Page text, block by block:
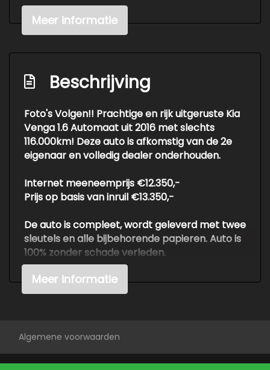
Exterieur
verwarmbaar
Centrale vergrendeling met
afstandsbediening
Dimlichten automatisch
Extra getint glas achter
Led achterlichten
Led dagrijverlichting
Lichtmetalen velgen 16"
Mistlampen voor
Overige
Bestuurdersairbag
Bluetooth
Meer informatie
Beschrijving
Foto's Volgen!! Prachtige en rijk uitgeruste Kia
Venga 1.6 Automaat uit 2016 met slechts
116.000km! Deze auto is afkomstig van de 2e
eigenaar en volledig dealer onderhouden.
Internet meeneemprijs €12.350,-
Prijs op basis van inruil €13.350,-
De auto is compleet, wordt geleverd met twee
sleutels en alle bijbehorende papieren. Auto is
100% zonder schade verleden.
Voor meer info of een vrijblijvende offerte /
proefrit: tel. 06-38053225 ook buiten
AFSPRAAK!
voordat u de moeite neemt om naar een auto
Meer informatie
Algemene voorwaarden